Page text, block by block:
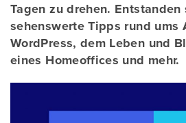
Tagen zu drehen.
sehenswerte Tipps rund ums
WordPress, dem Leben und
eines Homeoffices und mehr.